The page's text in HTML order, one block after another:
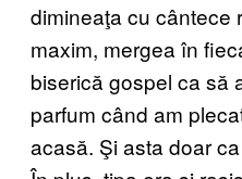
dimineaţa cu cântece
maxim, mergea în
biserică gospel ca să
parfum când am
acasă. Şi asta doar